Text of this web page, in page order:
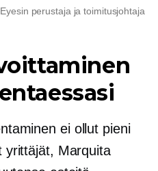
perustaja ja toimitusjohtaja
ei ollut pieni
yrittäjät, Marquita